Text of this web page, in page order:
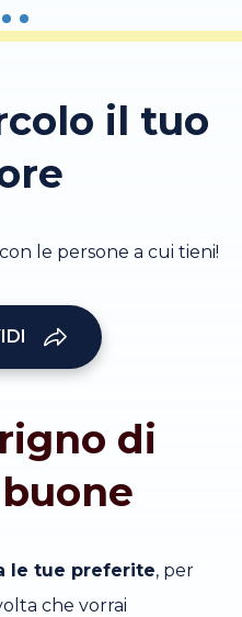
il tuo
le persone a cui tieni!
di
le tue preferite, per
che vorrai